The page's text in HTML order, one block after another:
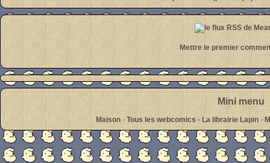
Mettre le premier
Mini menu
Maison- Tous les webcomics - La librairie Lapin-